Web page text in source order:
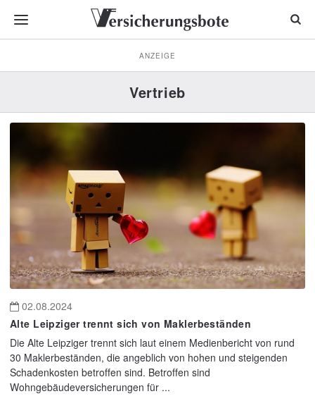
ANZEIGE
Vertrieb
02.08.2024
Alte Leipziger trennt sich von Maklerbeständen
Die Alte Leipziger trennt sich laut einem Medienbericht von rund
30 Maklerbeständen, die angeblich von hohen und steigenden
Schadenkosten betroffen sind. Betroffen sind
Wohngebäudeversicherungen für ...